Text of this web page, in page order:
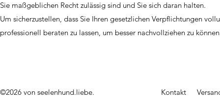
Sie maßgeblichen Recht zulässig sind und Sie sich daran halten.
Um sicherzustellen, dass Sie Ihren gesetzlichen Verpflichtungen
professionell beraten zu lassen, um besser nachvollziehen zu
©2026 von seelenhund.liebe. Kontakt